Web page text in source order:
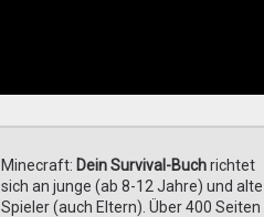
Minecraft: Dein Survival-Buchrichtet
sich an junge (ab 8-12 Jahre) und alte
Spieler (auch Eltern). Über 400 Seiten